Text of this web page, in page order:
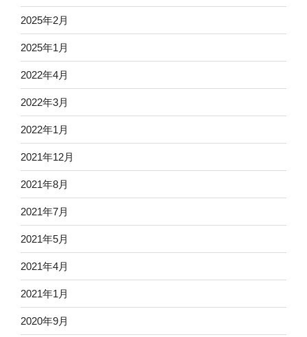
2025年2月
2025年1月
2022年4月
2022年3月
2022年1月
2021年12月
2021年8月
2021年7月
2021年5月
2021年4月
2021年1月
2020年9月